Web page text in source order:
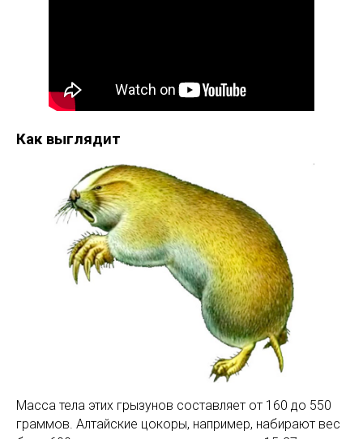
Как выглядит
Масса тела этих грызунов составляет от 160 до 550
граммов. Алтайские цокоры, например, набирают вес